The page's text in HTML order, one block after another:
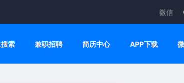
微信
索 兼职招聘 简历中心 APP下载